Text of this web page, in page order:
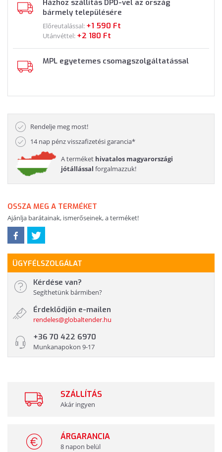
Házhoz szállítás DPD-vel az ország
bármely településére
Előreutalással: +1 590 Ft
Utánvéttel: +2 180 Ft
MPL egyetemes csomagszolgáltatással
Rendelje meg most!
14 nap pénz visszafizetési garancia*
A terméket hivatalos magyarországi
jótállással forgalmazzuk!
OSSZA MEG A TERMÉKET
Ajánlja barátainak, ismerőseinek, a terméket!
ÜGYFÉLSZOLGÁLAT
Kérdése van?
Segíthetünk bármiben?
Érdeklődjön e-mailen
rendeles@globaltender.hu
+36 70 422 6970
Munkanapokon 9-17
SZÁLLÍTÁS
Akár ingyen
ÁRGARANCIA
8 napon belül